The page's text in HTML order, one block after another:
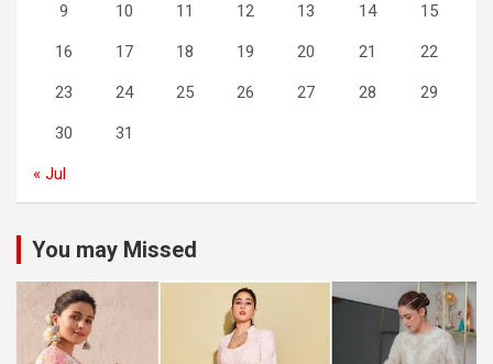
9 10 11 12 13 14 15
16 17 18 19 20 21 22
23 24 25 26 27 28 29
30 31
« Jul
You may Missed